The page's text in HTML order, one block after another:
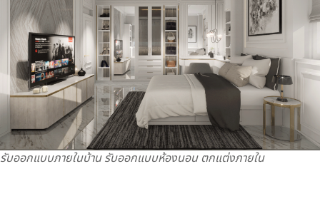
รับออกแบบภายในบ้าน รับออกแบบห้องนอน ตกแต่งภายใน